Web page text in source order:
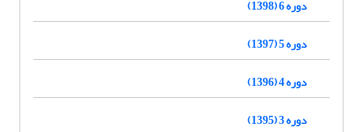
دوره 6 (1398)
دوره 5 (1397)
دوره 4 (1396)
دوره 3 (1395)